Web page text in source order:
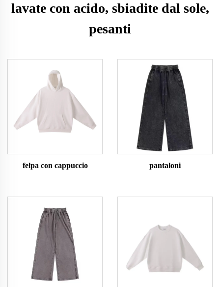
lavate con acido, sbiadite dal sole,
pesanti
felpa con cappuccio pantaloni